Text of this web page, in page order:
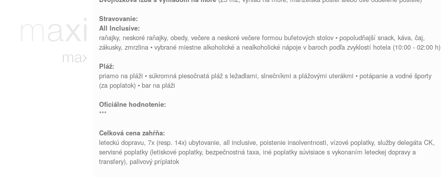
Stravovanie:
All Inclusive:
raňajky, neskoré raňajky, obedy, večere a neskoré večere formou bufetových stolov • popoludňajší snack, káva, čaj,
zákusky, zmrzlina • vybrané miestne alkoholické a nealkoholické nápoje v baroch podľa zvyklostí hotela (10:00 - 02:00 h)
Pláž:
priamo na pláži • súkromná piesočnatá pláž s ležadlami, slnečníkmi a plážovými uterákmi • potápanie a vodné športy
(za poplatok) • bar na pláži
Oficiálne hodnotenie:
***
Celková cena zahŕňa:
leteckú dopravu, 7x (resp. 14x) ubytovanie, all inclusive, poistenie insolventnosti, vízové poplatky, služby delegáta CK,
servisné poplatky (letiskové poplatky, bezpečnostná taxa, iné poplatky súvisiace s vykonaním leteckej dopravy a
transfery), palivový príplatok